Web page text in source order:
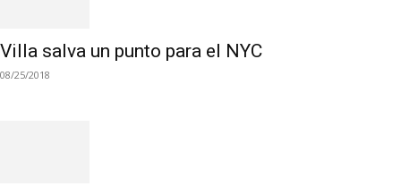
Villa salva un punto para el NYC
08/25/2018